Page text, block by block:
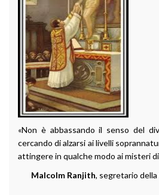
«Non è abbassando il senso del
cercando di alzarsi ai livelli
attingere in qualche modo ai misteri
Malcolm Ranjith, segretario